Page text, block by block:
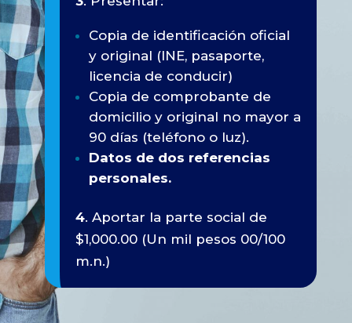
Copia de identificación oficial
y original (INE, pasaporte,
licencia de conducir)
Copia de comprobante de
domicilio y original no mayor a
90 días (teléfono o luz).
Datos de dos referencias
personales.
4. Aportar la parte social de
$1,000.00 (Un mil pesos 00/100
m.n.)